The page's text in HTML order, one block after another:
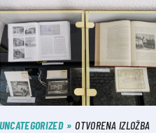
UNCATEGORIZED OTVORENA IZLOŽBA